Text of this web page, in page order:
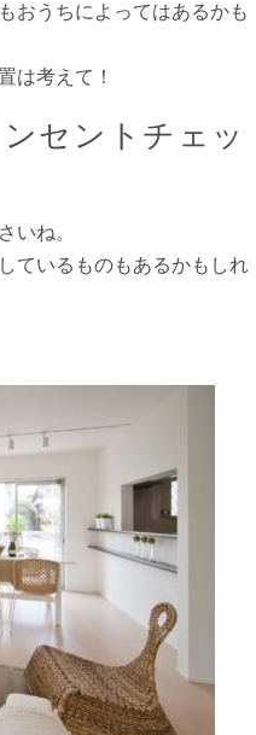
おうちによってはあるかも
は考えて！
セントチェッ
いね。
ているものもあるかもしれ